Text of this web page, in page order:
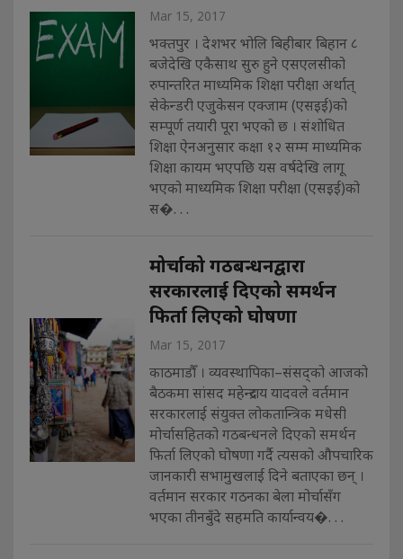
Mar 15, 2017
भक्तपुर । देशभर भोलि बिहीबार बिहान ८
बजेदेखि एकैसाथ सुरु हुने एसएलसीको
रुपान्तरित माध्यमिक शिक्षा परीक्षा अर्थात्
सेकेन्डरी एजुकेसन एक्जाम (एसइई)को
सम्पूर्ण तयारी पूरा भएको छ । संशोधित
शिक्षा ऐनअनुसार कक्षा १२ सम्म माध्यमिक
शिक्षा कायम भएपछि यस वर्षदेखि लागू
भएको माध्यमिक शिक्षा परीक्षा (एसइई)को
स�. . .
मोर्चाको गठबन्धनद्वारा
सरकारलाई दिएको समर्थन
फिर्ता लिएको घोषणा
Mar 15, 2017
काठमाडौँ । व्यवस्थापिका–संसद्को आजको
बैठकमा सांसद महेन्द्रराय यादवले वर्तमान
सरकारलाई संयुक्त लोकतान्त्रिक मधेसी
मोर्चासहितको गठबन्धनले दिएको समर्थन
फिर्ता लिएको घोषणा गर्दै त्यसको औपचारिक
जानकारी सभामुखलाई दिने बताएका छन् ।
वर्तमान सरकार गठनका बेला मोर्चासँग
भएका तीनबुँदे सहमति कार्यान्वय�. . .